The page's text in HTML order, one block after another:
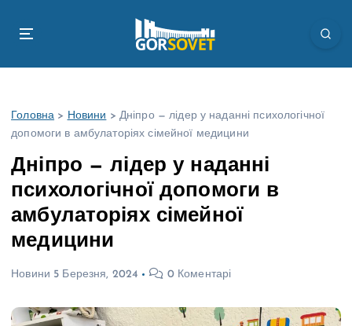
Головна > Новини > Дніпро — лідер у наданні психологічної
допомоги в амбулаторіях сімейної медицини
Дніпро — лідер у наданні
психологічної допомоги в
амбулаторіях сімейної
медицини
Новини 5 Березня, 2024 0 Коментарі